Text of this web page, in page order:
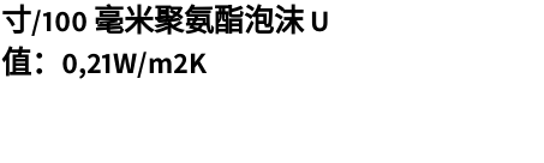
寸/100 毫米聚氨酯泡沫 U
值：0,21W/m2K